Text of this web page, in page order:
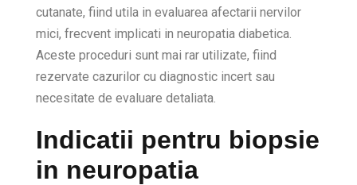
cutanate, fiind utila in evaluarea afectarii nervilor
mici, frecvent implicati in neuropatia diabetica.
Aceste proceduri sunt mai rar utilizate, fiind
rezervate cazurilor cu diagnostic incert sau
necesitate de evaluare detaliata.
Indicatii pentru biopsie
in neuropatia